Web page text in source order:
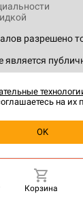
разрешено
Корзина
на их
OK